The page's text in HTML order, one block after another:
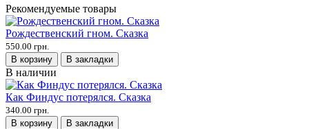
Рекомендуемые товары
Рождественский гном. Сказка
550.00 грн.
В корзину
В закладки
В наличии
Как Финдус потерялся. Сказка
340.00 грн.
В корзину
В закладки